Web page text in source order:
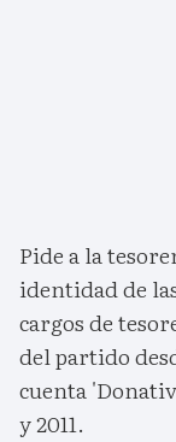
Pide a la
identidad de
cargos de
del partido
cuenta
y 2011.